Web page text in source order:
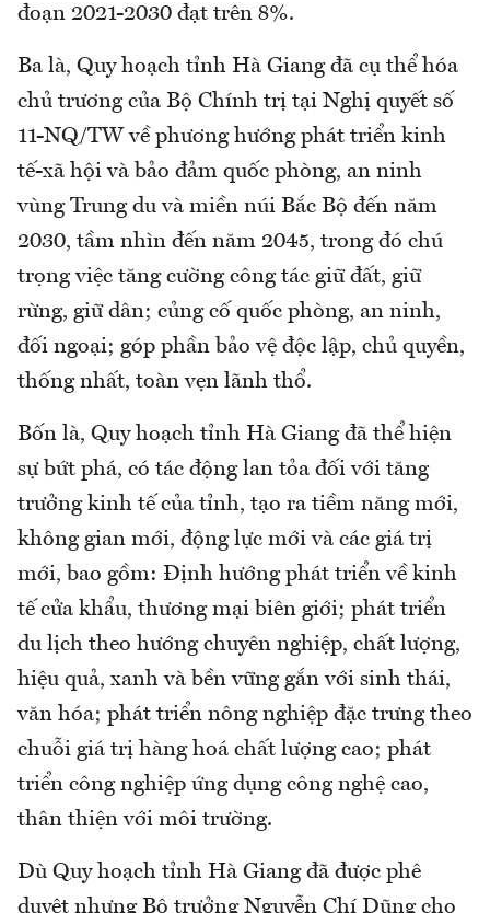
đoạn 2021-2030 đạt trên 8%.
Ba là, Quy hoạch tỉnh Hà Giang đã cụ thể hóa
chủ trương của Bộ Chính trị tại Nghị quyết số
11-NQ/TW về phương hướng phát triển kinh
tế-xã hội và bảo đảm quốc phòng, an ninh
vùng Trung du và miền núi Bắc Bộ đến năm
2030, tầm nhìn đến năm 2045, trong đó chú
trọng việc tăng cường công tác giữ đất, giữ
rừng, giữ dân; củng cố quốc phòng, an ninh,
đối ngoại; góp phần bảo vệ độc lập, chủ quyền,
thống nhất, toàn vẹn lãnh thổ.
Bốn là, Quy hoạch tỉnh Hà Giang đã thể hiện
sự bứt phá, có tác động lan tỏa đối với tăng
trưởng kinh tế của tỉnh, tạo ra tiềm năng mới,
không gian mới, động lực mới và các giá trị
mới, bao gồm: Định hướng phát triển về kinh
tế cửa khẩu, thương mại biên giới; phát triển
du lịch theo hướng chuyên nghiệp, chất lượng,
hiệu quả, xanh và bền vững gắn với sinh thái,
văn hóa; phát triển nông nghiệp đặc trưng theo
chuỗi giá trị hàng hoá chất lượng cao; phát
triển công nghiệp ứng dụng công nghệ cao,
thân thiện với môi trường.
Dù Quy hoạch tỉnh Hà Giang đã được phê
duyệt nhưng Bộ trưởng Nguyễn Chí Dũng cho